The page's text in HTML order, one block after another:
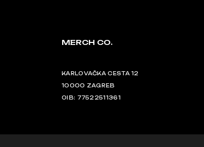
MERCH CO.
KARLOVAČKA CESTA 12
10000 ZAGREB
OIB: 77522511361